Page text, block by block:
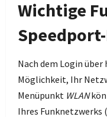
Wichtige
Nach dem Login
Möglichkeit, Ihr
Menüpunkt WLAN
Ihres Funknetzwerks